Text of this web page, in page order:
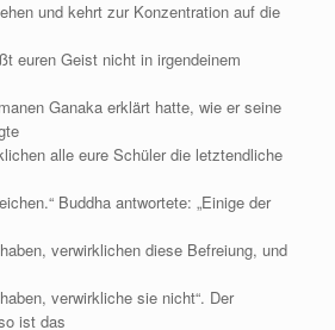
und kehrt zur Konzentration auf die
euren Geist nicht in irgendeinem
Ganaka erklärt hatte, wie er seine
alle eure Schüler die letztendliche
Buddha antwortete: „Einige der
verwirklichen diese Befreiung, und
verwirkliche sie nicht“. Der
ist das